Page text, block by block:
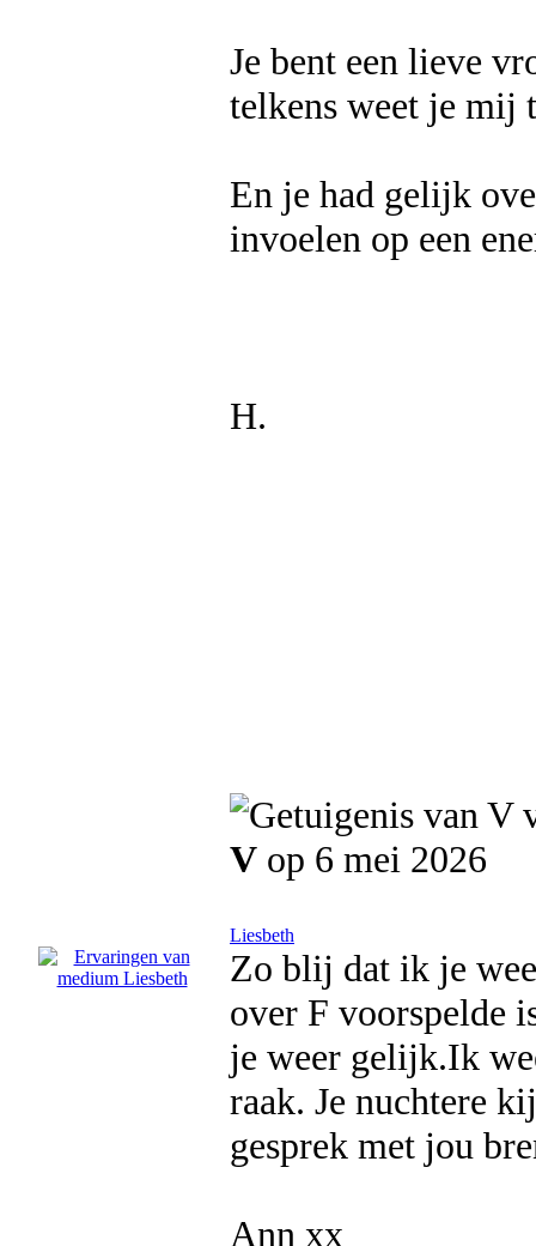
Je bent een lieve
telkens weet je mij
En je had gelijk
invoelen op een
H.
V op 6 mei 2026
Liesbeth
Zo blij dat ik je
over F voorspelde
je weer gelijk.Ik
raak. Je nuchtere
gesprek met jou
Ann xx